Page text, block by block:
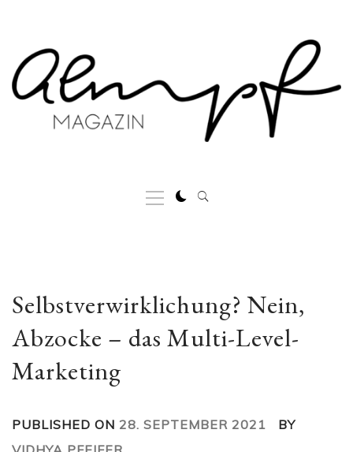
content
Primary
Menu
Selbstverwirklichung? Nein,
Abzocke – das Multi-Level-
Marketing
PUBLISHED ON 28. SEPTEMBER 2021
BY